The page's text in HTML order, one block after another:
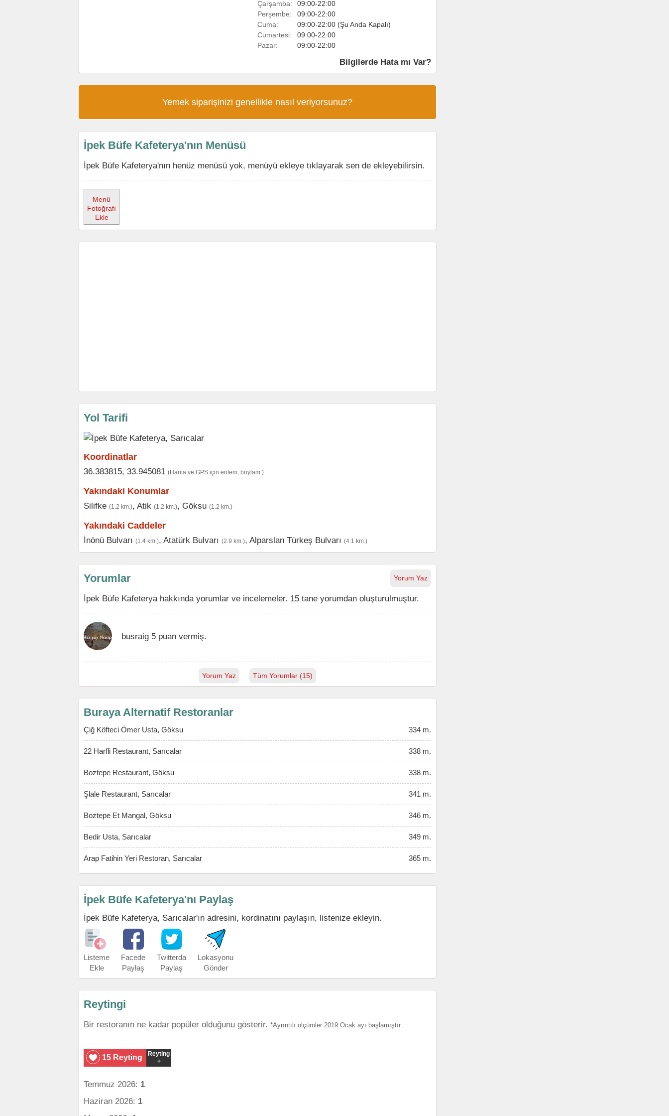
Çarşamba:
09:00-22:00
Perşembe:
09:00-22:00
Cuma:
09:00-22:00 (Şu Anda Kapalı)
Cumartesi:
09:00-22:00
Pazar:
09:00-22:00
Bilgilerde Hata mı Var?
Yemek siparişinizi genellikle nasıl veriyorsunuz?
İpek Büfe Kafeterya'nın Menüsü
İpek Büfe Kafeterya'nın henüz menüsü yok, menüyü ekleye tıklayarak sen de ekleyebilirsin.
Menü
Fotoğrafı
Ekle
Yol Tarifi
Koordinatlar
36.383815, 33.945081 (Harita ve GPS için enlem, boylam.)
Yakındaki Konumlar
Silifke (1.2 km.), Atik (1.2 km.), Göksu (1.2 km.)
Yakındaki Caddeler
İnönü Bulvarı (1.4 km.), Atatürk Bulvarı (2.9 km.), Alparslan Türkeş Bulvarı (4.1 km.)
Yorum Yaz
Yorumlar
İpek Büfe Kafeterya hakkında yorumlar ve incelemeler. 15 tane yorumdan oluşturulmuştur.
busraig 5 puan vermiş.
Yorum Yaz Tüm Yorumlar (15)
Buraya Alternatif Restoranlar
Çiğ Köfteci Ömer Usta, Göksu 334 m.
22 Harfli Restaurant, Sarıcalar 338 m.
Boztepe Restaurant, Göksu 338 m.
Şlale Restaurant, Sarıcalar 341 m.
Boztepe Et Mangal, Göksu 346 m.
Bedir Usta, Sarıcalar 349 m.
Arap Fatihin Yeri Restoran, Sarıcalar 365 m.
İpek Büfe Kafeterya'nı Paylaş
İpek Büfe Kafeterya, Sarıcalar'ın adresini, kordinatını paylaşın, listenize ekleyin.
Listeme
Ekle
Facede
Paylaş
Twitterda
Paylaş
Lokasyonu
Gönder
Reytingi
Bir restoranın ne kadar popüler olduğunu gösterir. *Ayrıntılı ölçümler 2019 Ocak ayı başlamıştır.
15 Reyting
Reyting
+
Temmuz 2026: 1
Haziran 2026: 1